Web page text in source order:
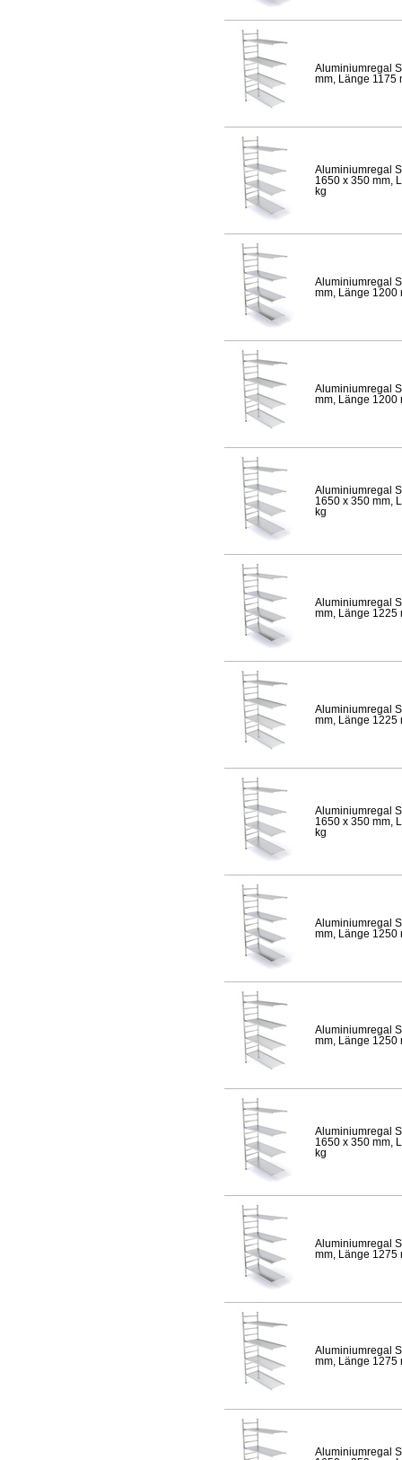
Aluminiumregal
mm, Länge 1175
Aluminiumregal
1650 x 350 mm,
kg
Aluminiumregal
mm, Länge 1200
Aluminiumregal
mm, Länge 1200
Aluminiumregal
1650 x 350 mm,
kg
Aluminiumregal
mm, Länge 1225
Aluminiumregal
mm, Länge 1225
Aluminiumregal
1650 x 350 mm,
kg
Aluminiumregal
mm, Länge 1250
Aluminiumregal
mm, Länge 1250
Aluminiumregal
1650 x 350 mm,
kg
Aluminiumregal
mm, Länge 1275
Aluminiumregal
mm, Länge 1275
Aluminiumregal